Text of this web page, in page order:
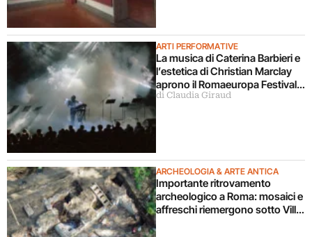
ARTI PERFORMATIVE
La musica di Caterina Barbieri e
l’estetica di Christian Marclay
aprono il Romaeuropa Festival
2026
di Claudia Giraud
ARCHEOLOGIA & ARTE ANTICA
Importante ritrovamento
archeologico a Roma: mosaici e
affreschi riemergono sotto Villa